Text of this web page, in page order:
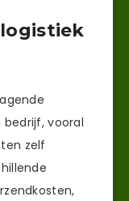
vooral
zelf